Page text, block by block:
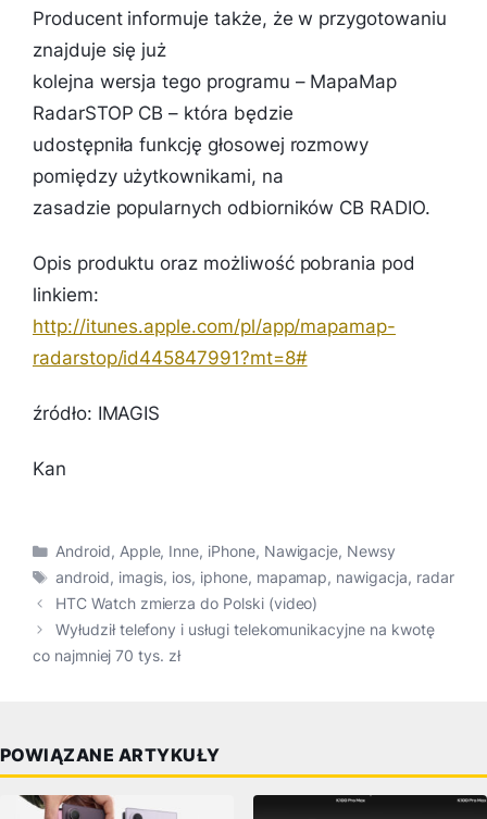
Producent informuje także, że w przygotowaniu
znajduje się już
kolejna wersja tego programu – MapaMap
RadarSTOP CB – która będzie
udostępniła funkcję głosowej rozmowy
pomiędzy użytkownikami, na
zasadzie popularnych odbiorników CB RADIO.
Opis produktu oraz możliwość pobrania pod
linkiem:
http://itunes.apple.com/pl/app/mapamap-
radarstop/id445847991?mt=8#
źródło: IMAGIS
Kan
Kategorie
Android, Apple, Inne, iPhone, Nawigacje, Newsy
Tagi
android, imagis, ios, iphone, mapamap, nawigacja, radar
HTC Watch zmierza do Polski (video)
Wyłudził telefony i usługi telekomunikacyjne na kwotę
co najmniej 70 tys. zł
POWIĄZANE ARTYKUŁY